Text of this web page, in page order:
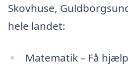
Skovhuse,
hele landet:
Matematik – Få